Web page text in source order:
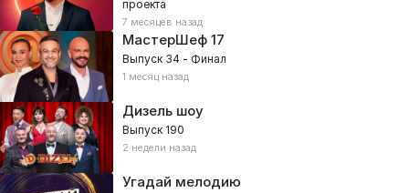
проекта
7 месяцев назад
МастерШеф17
Выпуск 34 - Финал
1 месяц назад
Дизель шоу
Выпуск 190
2 недели назад
Угадай мелодию